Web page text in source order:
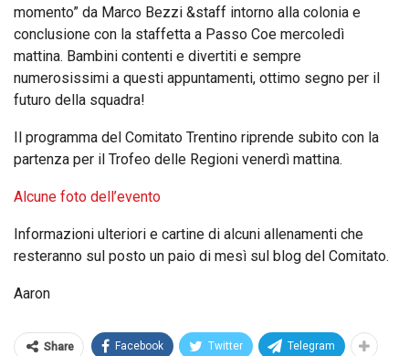
momento” da Marco Bezzi &staff intorno alla colonia e
conclusione con la staffetta a Passo Coe mercoledì
mattina. Bambini contenti e divertiti e sempre
numerosissimi a questi appuntamenti, ottimo segno per il
futuro della squadra!
Il programma del Comitato Trentino riprende subito con la
partenza per il Trofeo delle Regioni venerdì mattina.
Alcune foto dell’evento
Informazioni ulteriori e cartine di alcuni allenamenti che
resteranno sul posto un paio di mesì sul blog del Comitato.
Aaron
Share Facebook Twitter Telegram